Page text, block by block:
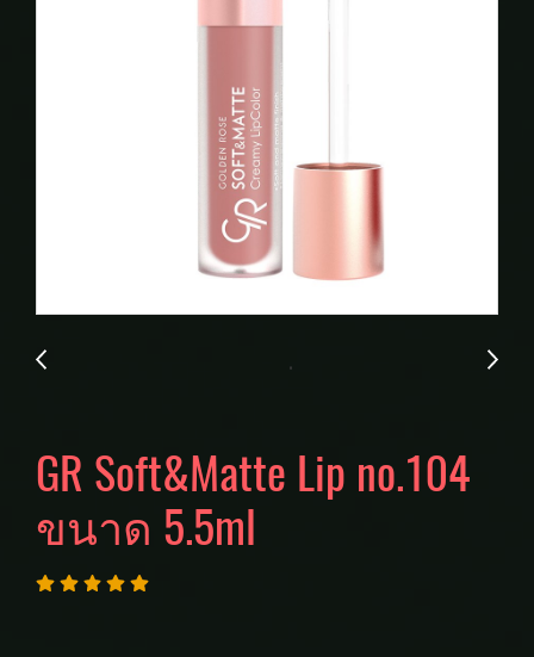
GR Soft&Matte Lip no.104
ขนาด 5.5ml